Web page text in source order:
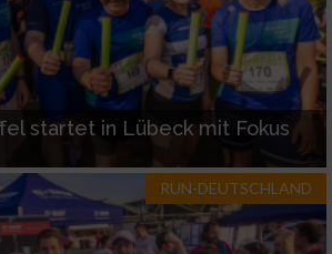
startet in Lübeck mit Fokus
RUN-DEUTSCHLAND